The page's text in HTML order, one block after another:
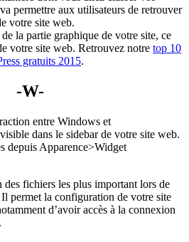
permettre aux utilisateurs de retrouver
votre site web.
de la partie graphique de votre site, ce
votre site web. Retrouvez notre top 10
gratuits 2015.
-W-
entre Windows et
dans le sidebar de votre site web.
depuis Apparence>Widget
des fichiers les plus important lors de
Il permet la configuration de votre site
d’avoir accès à la connexion